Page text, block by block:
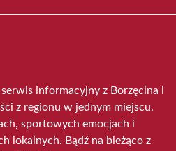
informacyjny z Borzęcina i
z regionu w jednym miejscu.
sportowych emocjach i
lokalnych. Bądź na bieżąco z